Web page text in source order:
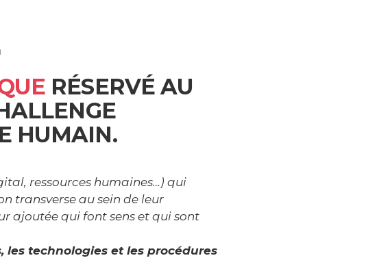
RÉSERVÉ AU
HUMAIN.
ressources humaines…) qui
transverse au sein de leur
ajoutée qui font sens et qui sont
technologies et les procédures